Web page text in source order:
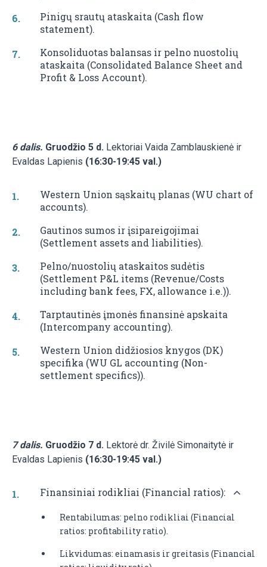
Pinigų srautų ataskaita (Cash flow
statement).
Konsoliduotas balansas ir pelno nuostolių
ataskaita (Consolidated Balance Sheet and
Profit & Loss Account).
6 dalis. Gruodžio 5 d. Lektoriai Vaida Zamblauskienė ir
Evaldas Lapienis (16:30-19:45 val.)
Western Union sąskaitų planas (WU chart of
accounts).
Gautinos sumos ir įsipareigojimai
(Settlement assets and liabilities).
Pelno/nuostolių ataskaitos sudėtis
(Settlement P&L items (Revenue/Costs
including bank fees, FX, allowance i.e.)).
Tarptautinės įmonės finansinė apskaita
(Intercompany accounting).
Western Union didžiosios knygos (DK)
specifika (WU GL accounting (Non-
settlement specifics)).
7 dalis. Gruodžio 7 d. Lektorė dr. Živilė Simonaitytė ir
Evaldas Lapienis (16:30-19:45 val.)
Finansiniai rodikliai (Financial ratios):
Rentabilumas: pelno rodikliai (Financial
ratios: profitability ratio).
Likvidumas: einamasis ir greitasis (Financial